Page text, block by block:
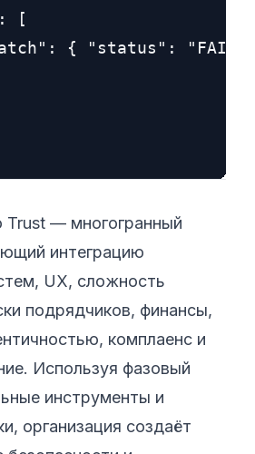
[
{ "status":
Trust — многогранный
интеграцию
UX, сложность
подрядчиков, финансы,
комплаенс и
Используя фазовый
инструменты и
организация создаёт